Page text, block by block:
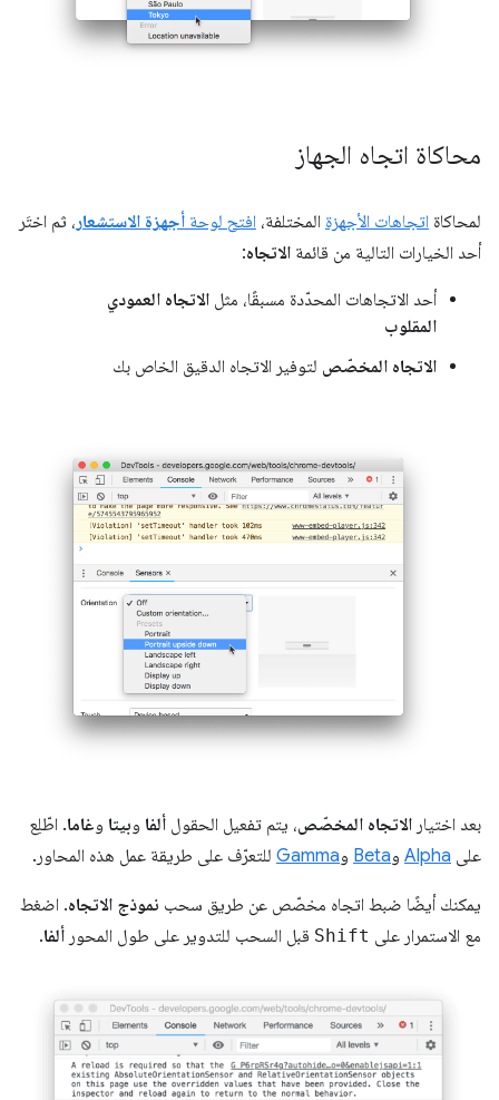
محاكاة اتجاه الجهاز
لمحاكاة اتجاهات الأجهزة المختلفة، افتح لوحة أجهزة الاستشعار ، ثم اختَر
أحد الخيارات التالية من قائمة الاتجاه:
أحد الاتجاهات المحدّدة مسبقًا، مثل الاتجاه العمودي
المقلوب
الاتجاه المخصّص لتوفير الاتجاه الدقيق الخاص بك
بعد اختيار الاتجاه المخصّص، يتم تفعيل الحقول ألفا وبيتا وغاما. اطّلِع
على Alpha وBeta وGamma للتعرّف على طريقة عمل هذه المحاور.
يمكنك أيضًا ضبط اتجاه مخصّص عن طريق سحب نموذج الاتجاه. اضغط
مع الاستمرار على Shift قبل السحب للتدوير على طول المحور ألفا.